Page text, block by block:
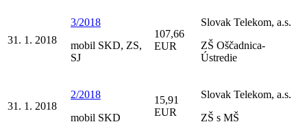
31. 1. 2018
3/2018
mobil SKD, ZS,
SJ
107,66
EUR
Slovak Telekom, a.s.
ZŠ Oščadnica-
Ústredie
31. 1. 2018
2/2018
mobil SKD
15,91
EUR
Slovak Telekom, a.s.
ZŠ s MŠ